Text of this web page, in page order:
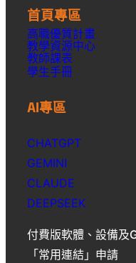
首頁專區
高職優質計畫
教學資源中心
教師課表
學生手冊
AI專區
CHATGPT
GEMINI
CLAUDE
DEEPSEEK
付費版軟體、設備及
「常用連結」申請